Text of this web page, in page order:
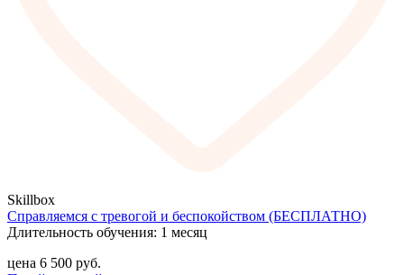
Skillbox
Справляемся с тревогой и беспокойством (БЕСПЛАТНО)
Длительность обучения: 1 месяц
цена 6 500 руб.